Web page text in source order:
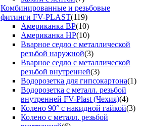
Комбинированные и резьбовые
фитинги FV-PLAST(119)
Американка ВР(10)
Американка НР(10)
Вварное седло с металлической
резьбой наружной(3)
Вварное седло с металлической
резьбой внутренней(3)
Водорозетка для гипсокартона(1)
Водорозетка с металл. резьбой
внутренней FV-Plast (Чехия)(4)
Колено 90° с накидной гайкой(3)
Колено с металл. резьбой